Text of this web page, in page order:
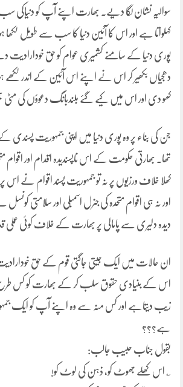
سوالیہ نشان لگا دیے۔ بھارت اپنے آپ کو دنیاکی
کہلواتا ہے اور اس کا آئین دنیا کا سب سے طویل لکھا
پوری دنیا کے سامنے کشمیری عوام کو حق
دھجیاں بکھیر کر اس نے اپنے اس آئین کے اندر لکھے
کھو دی اور اس میں کیے گئے بلندبانگ دعوؤں کی مٹی
جن کی بناء پر وہ پوری دنیا میں اپنی جمہوریت پسندی
تھا۔ بھارتی حکومت کے اس ناپسندیدہ اقدام اور اقوام
کھلا خلاف ورزیوں پر نہ تو جمہوریت پسند اقوام نے اس پر
اور نہ ہی اقوام متحدہ کی جنرل اسمبلی اور سلامتی
دیدہ دلیری سے پامالی پر بھارت کے خلاف کوئی عملی
ان حالات میں ایک جیتی جاگتی قوم کے حق
اس کے بنیادی حقوق سلب کر کے بھارت کو کس طرح اپنا
زیب دیتاہے اور کس منہ سے وہ اپنے آپ کو ایک
ہے؟؟؟
بقول جناب حبیب جالب:
؎ اس کھلے جھوٹ کو، ذہن کی لوٹ کو!